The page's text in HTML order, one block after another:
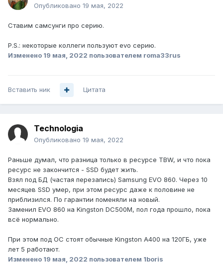
Опубликовано 19 мая, 2022
Ставим самсунги про серию.
P.S.: некоторые коллеги пользуют evo серию.
Изменено 19 мая, 2022 пользователем roma33rus
Вставить ник Цитата
Technologia
Опубликовано 19 мая, 2022
Раньше думал, что разница только в ресурсе TBW, и что пока
ресурс не закончится - SSD будет жить.
Взял под БД (частая перезапись) Samsung EVO 860. Через 10
месяцев SSD умер, при этом ресурс даже к половине не
приблизился. По гарантии поменяли на новый.
Заменил EVO 860 на Kingston DC500M, пол года прошло, пока
всё нормально.
При этом под ОС стоят обычные Kingston A400 на 120ГБ, уже
лет 5 работают.
Изменено 19 мая, 2022 пользователем 1boris